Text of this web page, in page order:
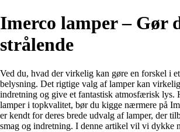
Imerco lamper – Gør
strålende
Ved du, hvad der virkelig kan gøre en forskel i
belysning. Det rigtige valg af lamper kan
indretning og give et fantastisk atmosfærisk lys.
lamper i topkvalitet, bør du kigge nærmere på
er kendt for deres brede udvalg af lamper, der
smag og indretning. I denne artikel vil vi dykke